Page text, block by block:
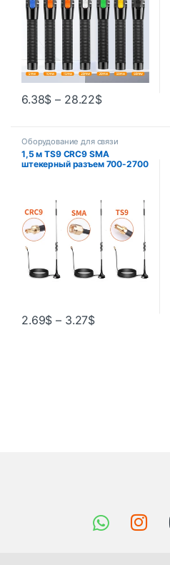
6.38$ – 28.22$
Оборудование для связи
1,5 м TS9 CRC9 SMA
штекерный разъем 700-2700
2.69$ – 3.27$